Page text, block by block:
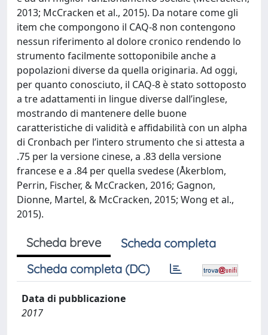
2013; McCracken et al., 2015). Da notare come gli
item che compongono il CAQ-8 non contengono
nessun riferimento al dolore cronico rendendo lo
strumento facilmente sottoponibile anche a
popolazioni diverse da quella originaria. Ad oggi,
per quanto conosciuto, il CAQ-8 è stato sottoposto
a tre adattamenti in lingue diverse dall’inglese,
mostrando di mantenere delle buone
caratteristiche di validità e affidabilità con un alpha
di Cronbach per l’intero strumento che si attesta a
.75 per la versione cinese, a .83 della versione
francese e a .84 per quella svedese (Åkerblom,
Perrin, Fischer, & McCracken, 2016; Gagnon,
Dionne, Martel, & McCracken, 2015; Wong et al.,
2015).
Scheda breve
Scheda completa
Scheda completa (DC)
Data di pubblicazione
2017